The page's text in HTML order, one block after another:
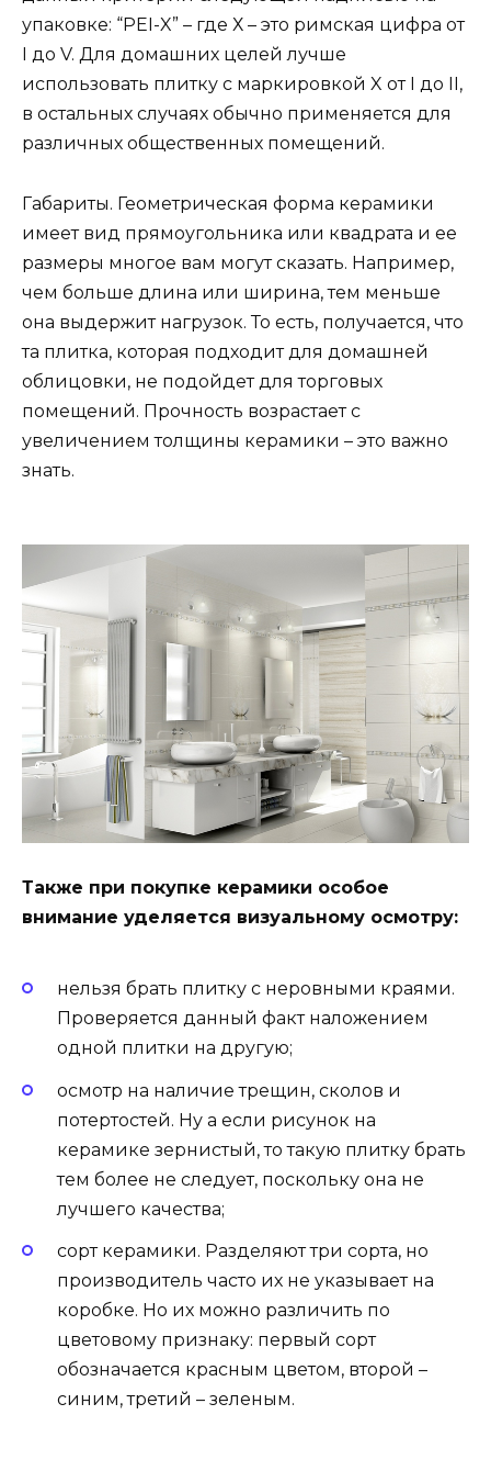
упаковке: “PEI-X” – где Х – это римская цифра от
I до V. Для домашних целей лучше
использовать плитку с маркировкой X от I до II,
в остальных случаях обычно применяется для
различных общественных помещений.
Габариты. Геометрическая форма керамики
имеет вид прямоугольника или квадрата и ее
размеры многое вам могут сказать. Например,
чем больше длина или ширина, тем меньше
она выдержит нагрузок. То есть, получается, что
та плитка, которая подходит для домашней
облицовки, не подойдет для торговых
помещений. Прочность возрастает с
увеличением толщины керамики – это важно
знать.
Также при покупке керамики особое
внимание уделяется визуальному осмотру:
нельзя брать плитку с неровными краями.
Проверяется данный факт наложением
одной плитки на другую;
осмотр на наличие трещин, сколов и
потертостей. Ну а если рисунок на
керамике зернистый, то такую плитку брать
тем более не следует, поскольку она не
лучшего качества;
сорт керамики. Разделяют три сорта, но
производитель часто их не указывает на
коробке. Но их можно различить по
цветовому признаку: первый сорт
обозначается красным цветом, второй –
синим, третий – зеленым.